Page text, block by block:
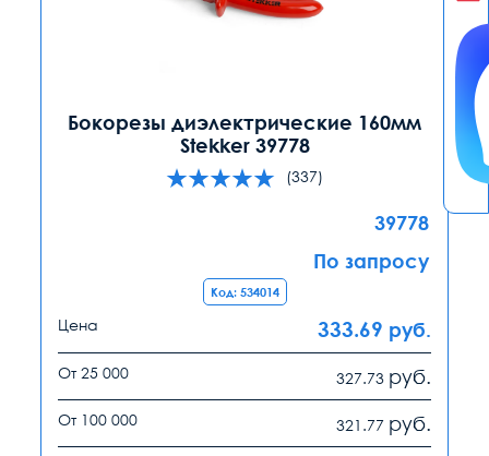
Бокорезы диэлектрические 160мм
Stekker 39778
(337)
39778
По запросу
Код: 534014
Цена 333.69 руб.
От 25 000 327.73 руб.
От 100 000 321.77 руб.